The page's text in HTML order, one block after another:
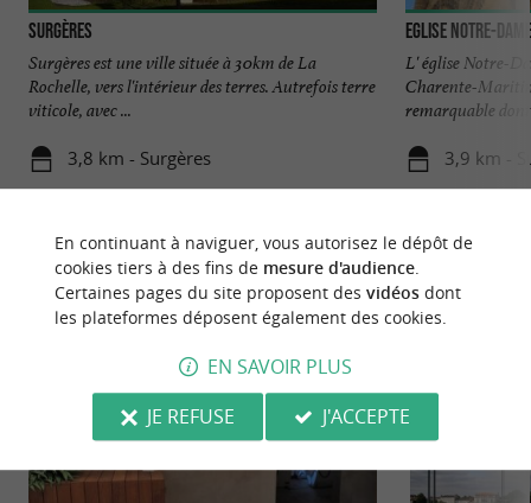
Surgères
Surgères est une ville située à 30km de La
Rochelle, vers l'intérieur des terres. Autrefois terre
viticole, avec ...
3,8 km - Surgères
Eglise Notre-
L' église Notre-
Charente-
remarquable
3,9 km -
NOUS AVONS TESTÉ
En continuant à naviguer, vous autorisez le dépôt de
cookies tiers à des fins de mesure d'audience.
Certaines pages du site proposent des vidéosdont
les plateformes déposent également des cookies.
EN SAVOIR PLUS
JE REFUSE
J'ACCEPTE